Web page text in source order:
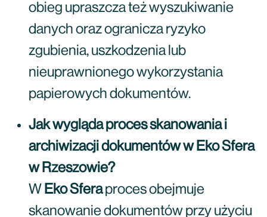
obieg upraszcza też wyszukiwanie
danych oraz ogranicza ryzyko
zgubienia, uszkodzenia lub
nieuprawnionego wykorzystania
papierowych dokumentów.
Jak wygląda proces skanowania i
archiwizacji dokumentów w Eko Sfera
w Rzeszowie?
W Eko Sferaproces obejmuje
skanowanie dokumentów przy użyciu